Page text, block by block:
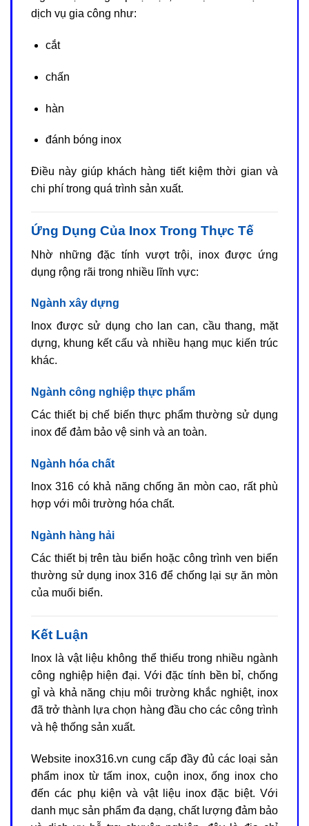
dịch vụ gia công như:
cắt
chấn
hàn
đánh bóng inox
Điều này giúp khách hàng tiết kiệm thời gian và
chi phí trong quá trình sản xuất.
Ứng Dụng Của Inox Trong Thực Tế
Nhờ những đặc tính vượt trội, inox được ứng
dụng rộng rãi trong nhiều lĩnh vực:
Ngành xây dựng
Inox được sử dụng cho lan can, cầu thang, mặt
dựng, khung kết cấu và nhiều hạng mục kiến trúc
khác.
Ngành công nghiệp thực phẩm
Các thiết bị chế biến thực phẩm thường sử dụng
inox để đảm bảo vệ sinh và an toàn.
Ngành hóa chất
Inox 316 có khả năng chống ăn mòn cao, rất phù
hợp với môi trường hóa chất.
Ngành hàng hải
Các thiết bị trên tàu biển hoặc công trình ven biển
thường sử dụng inox 316 để chống lại sự ăn mòn
của muối biển.
Kết Luận
Inox là vật liệu không thể thiếu trong nhiều ngành
công nghiệp hiện đại. Với đặc tính bền bỉ, chống
gỉ và khả năng chịu môi trường khắc nghiệt, inox
đã trở thành lựa chọn hàng đầu cho các công trình
và hệ thống sản xuất.
Website inox316.vn cung cấp đầy đủ các loại sản
phẩm inox từ tấm inox, cuộn inox, ống inox cho
đến các phụ kiện và vật liệu inox đặc biệt. Với
danh mục sản phẩm đa dạng, chất lượng đảm bảo